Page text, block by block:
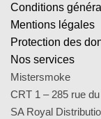
Conditions
Mentions légales
Protection des
Nos services
Mistersmoke
CRT 1 – 285 rue
SA Royal